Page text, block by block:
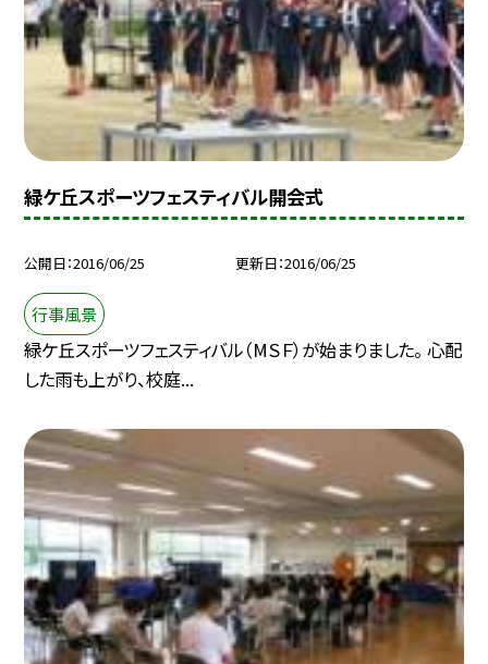
緑ケ丘スポーツフェスティバル開会式
公開日 2016/06/25 更新日 2016/06/25
行事風景
緑ケ丘スポーツフェスティバル（МＳＦ）が始まりました。 心配
した雨も上がり、校庭...